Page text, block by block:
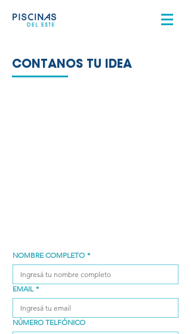
CONTANOS TU IDEA
NOMBRE COMPLETO *
EMAIL *
NÚMERO TELFÓNICO